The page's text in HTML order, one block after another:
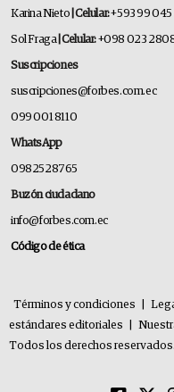
Karina Nieto | Celular:+593 99 045
Sol Fraga| Celular:+098 023
Suscripciones
suscripciones@forbes.com.ec
099 001 8110
WhatsApp
0982528765
Buzón ciudadano
info@forbes.com.ec
Código de ética
Términos y condiciones
estándares editoriales
Todos los derechos reservados.